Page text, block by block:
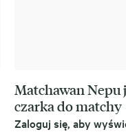
Matchawan Nepu
czarka do matchy
Zaloguj się, aby